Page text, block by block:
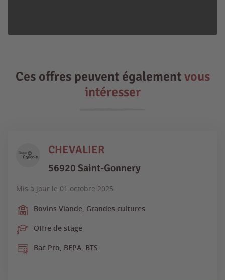
Ces offres peuvent égalementvous
intéresser
CHEVALIER
56920 Saint-Gonnery
Mis à jour le 01 octobre 2025
Bovins Viande, Grandes cultures
Offre de stage
Bac Pro, BEPA, BTS